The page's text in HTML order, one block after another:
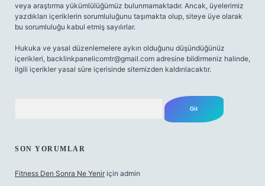
veya araştırma yükümlülüğümüz bulunmamaktadır. Ancak, üyelerimiz
yazdıkları içeriklerin sorumluluğunu taşımakta olup, siteye üye olarak
bu sorumluluğu kabul etmiş sayılırlar.
Hukuka ve yasal düzenlemelere aykırı olduğunu düşündüğünüz
içerikleri, backlinkpanelicomtr@gmail.com adresine bildirmeniz halinde,
ilgili içerikler yasal süre içerisinde sitemizden kaldırılacaktır.
SON YORUMLAR
Fitness Den Sonra Ne Yenir için admin